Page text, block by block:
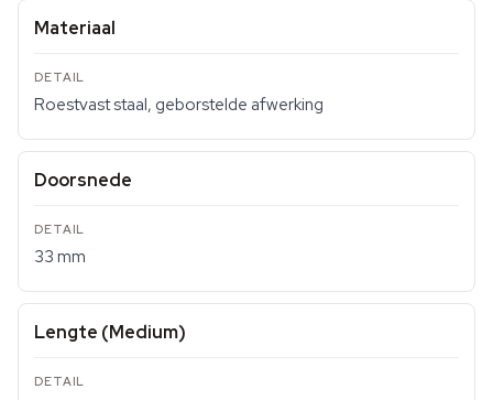
Materiaal
Roestvast staal, geborstelde afwerking
Doorsnede
33 mm
Lengte (Medium)